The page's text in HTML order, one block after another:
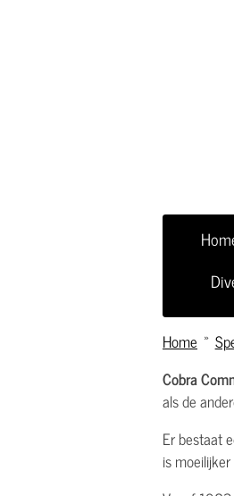
Home »
Cobra
als de
Er bestaat
is